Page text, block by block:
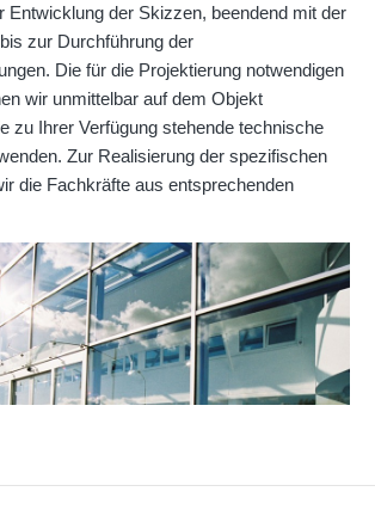
Entwicklung der Skizzen, beendend mit der
zur Durchführung der
Die für die Projektierung notwendigen
wir unmittelbar auf dem Objekt
zu Ihrer Verfügung stehende technische
Zur Realisierung der spezifischen
die Fachkräfte aus entsprechenden